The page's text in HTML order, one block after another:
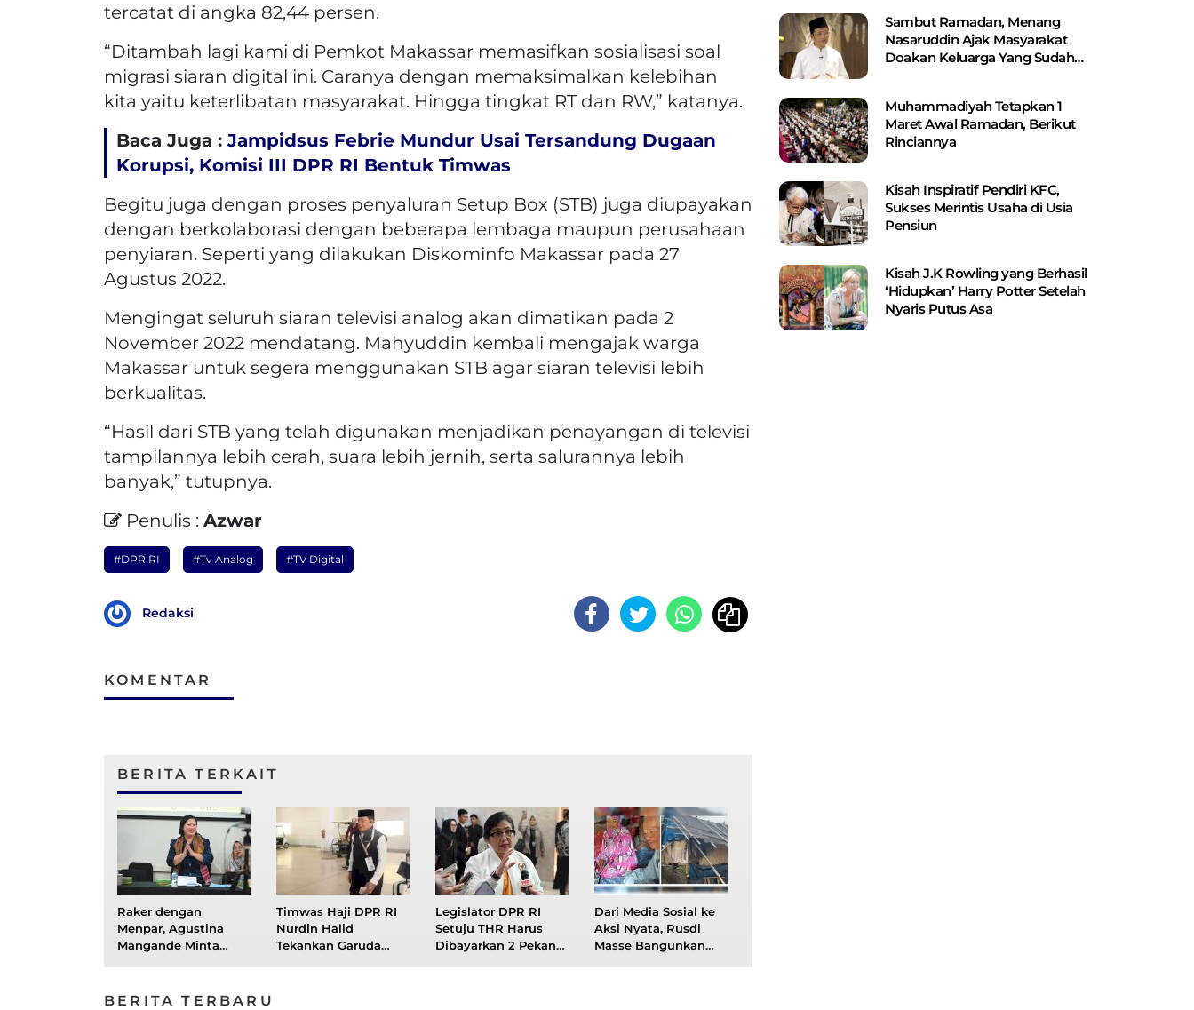
tercatat di angka 82,44 persen.
“Ditambah lagi kami di Pemkot Makassar memasifkan sosialisasi soal
migrasi siaran digital ini. Caranya dengan memaksimalkan kelebihan
kita yaitu keterlibatan masyarakat. Hingga tingkat RT dan RW,” katanya.
Baca Juga :Jampidsus Febrie Mundur Usai Tersandung Dugaan
Korupsi, Komisi III DPR RI Bentuk Timwas
Begitu juga dengan proses penyaluran Setup Box (STB) juga diupayakan
dengan berkolaborasi dengan beberapa lembaga maupun perusahaan
penyiaran. Seperti yang dilakukan Diskominfo Makassar pada 27
Agustus 2022.
Mengingat seluruh siaran televisi analog akan dimatikan pada 2
November 2022 mendatang. Mahyuddin kembali mengajak warga
Makassar untuk segera menggunakan STB agar siaran televisi lebih
berkualitas.
“Hasil dari STB yang telah digunakan menjadikan penayangan di televisi
tampilannya lebih cerah, suara lebih jernih, serta salurannya lebih
banyak,” tutupnya.
Penulis : Azwar
#DPR RI #Tv Analog #TV Digital
Redaksi
KOMENTAR
BERITA TERKAIT
Raker dengan
Menpar, Agustina
Mangande Minta
Timwas Haji DPR RI
Nurdin Halid
Tekankan Garuda
Legislator DPR RI
Setuju THR Harus
Dibayarkan 2 Pekan
Dari Media Sosial ke
Aksi Nyata, Rusdi
Masse Bangunkan
BERITA TERBARU
Sambut Ramadan, Menang
Nasaruddin Ajak Masyarakat
Doakan Keluarga Yang Sudah
Muhammadiyah Tetapkan 1
Maret Awal Ramadan, Berikut
Rinciannya
Kisah Inspiratif Pendiri KFC,
Sukses Merintis Usaha di Usia
Pensiun
Kisah J.K Rowling yang Berhasil
‘Hidupkan’ Harry Potter Setelah
Nyaris Putus Asa